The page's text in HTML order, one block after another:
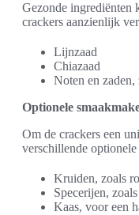
Gezonde ingrediënten
crackers aanzienlijk
Lijnzaad
Chiazaad
Noten en
Optionele
Om de crackers een
verschillende
Kruiden, zoals
Specerijen,
Kaas, voor een